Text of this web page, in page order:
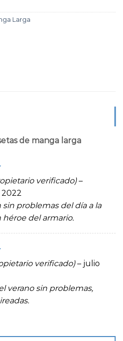
Larga
de manga larga
verificado) –
sin problemas del día a la
héroe del armario.
verificado) – julio
verano sin problemas,